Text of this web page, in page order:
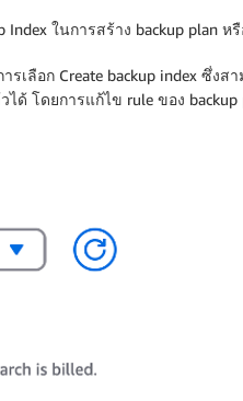
ในการสร้าง backup plan หรื
ลือก Create backup index ซึ่งสา
ได้ โดยการแก้ไข rule ของ